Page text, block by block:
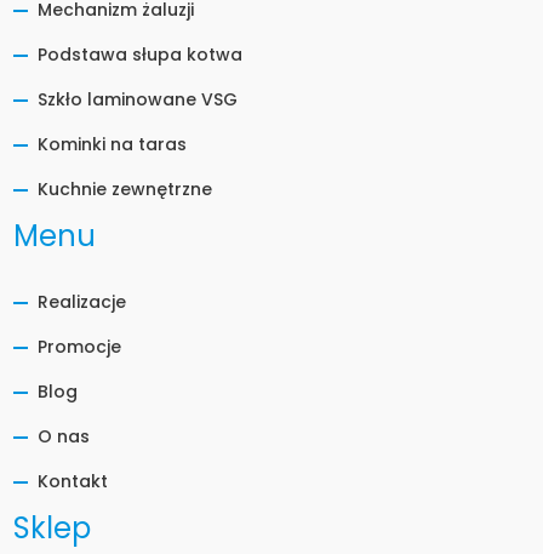
Mechanizm żaluzji
Podstawa słupa kotwa
Szkło laminowane VSG
Kominki na taras
Kuchnie zewnętrzne
Menu
Realizacje
Promocje
Blog
O nas
Kontakt
Sklep